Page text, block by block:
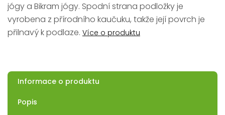
jógy a Bikram jógy. Spodní strana podložky je
vyrobena z přírodního kaučuku, takže její povrch je
přilnavý k podlaze. Více o produktu
Informace o produktu
Popis